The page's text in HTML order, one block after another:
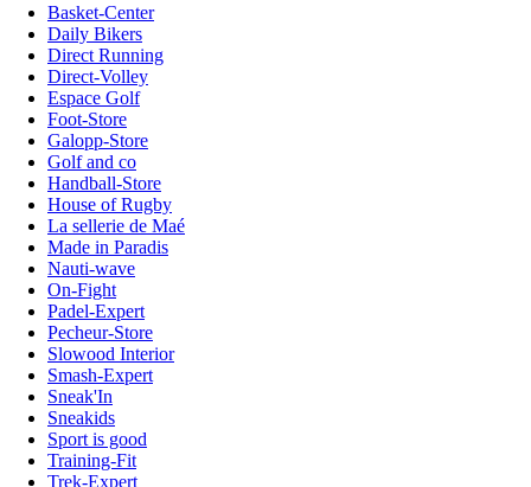
Basket-Center
Daily Bikers
Direct Running
Direct-Volley
Espace Golf
Foot-Store
Galopp-Store
Golf and co
Handball-Store
House of Rugby
La sellerie de Maé
Made in Paradis
Nauti-wave
On-Fight
Padel-Expert
Pecheur-Store
Slowood Interior
Smash-Expert
Sneak'In
Sneakids
Sport is good
Training-Fit
Trek-Expert